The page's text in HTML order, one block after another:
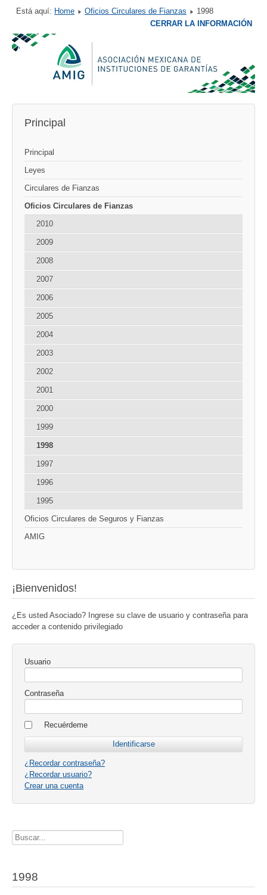
Está aquí: Home Oficios Circulares de Fianzas 1998
Principal
Principal
Leyes
Circulares de Fianzas
Oficios Circulares de Fianzas
2010
2009
2008
2007
2006
2005
2004
2003
2002
2001
2000
1999
1998
1997
1996
1995
Oficios Circulares de Seguros y Fianzas
AMIG
¡Bienvenidos!
¿Es usted Asociado? Ingrese su clave de usuario y contraseña para
acceder a contenido privilegiado
Usuario
Contraseña
Recuérdeme
¿Recordar contraseña?
¿Recordar usuario?
Crear una cuenta
Buscador
1998
CERRAR LA INFORMACIÓN